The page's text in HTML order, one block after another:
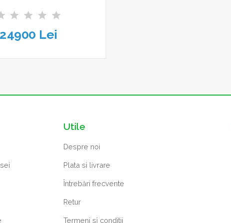
Lei
Utile
Despre noi
Plata si livrare
Întrebări frecvente
Retur
Termeni si conditii